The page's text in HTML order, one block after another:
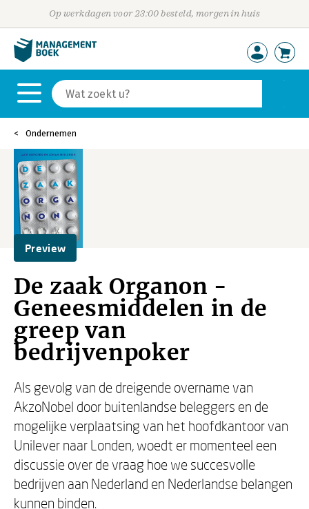
Op werkdagen voor 23:00 besteld, morgen in huis
Ondernemen
Preview
De zaak Organon -
Geneesmiddelen in de
greep van
bedrijvenpoker
Als gevolg van de dreigende overname van
AkzoNobel door buitenlandse beleggers en de
mogelijke verplaatsing van het hoofdkantoor van
Unilever naar Londen, woedt er momenteel een
discussie over de vraag hoe we succesvolle
bedrijven aan Nederland en Nederlandse belangen
kunnen binden.